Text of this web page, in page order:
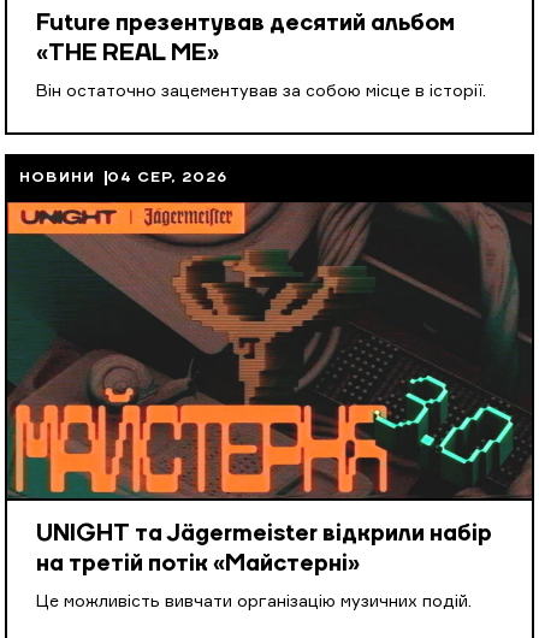
Future презентував десятий альбом
«THE REAL ME»
Він остаточно зацементував за собою місце в історії.
НОВИНИ 04 СЕР, 2026
UNIGHT та Jägermeister відкрили набір
на третій потік «Майстерні»
Це можливість вивчати організацію музичних подій.